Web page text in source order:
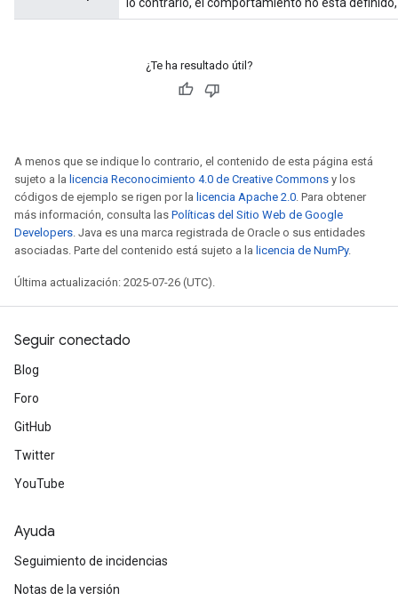
¿Te ha resultado útil?
A menos que se indique lo contrario, el contenido de esta página está
sujeto a la licencia Reconocimiento 4.0 de Creative Commons y los
códigos de ejemplo se rigen por la licencia Apache 2.0. Para obtener
más información, consulta las Políticas del Sitio Web de Google
Developers. Java es una marca registrada de Oracle o sus entidades
asociadas. Parte del contenido está sujeto a la licencia de NumPy.
Última actualización: 2025-07-26 (UTC).
Seguir conectado
Blog
Foro
GitHub
Twitter
YouTube
Ayuda
Seguimiento de incidencias
Notas de la versión